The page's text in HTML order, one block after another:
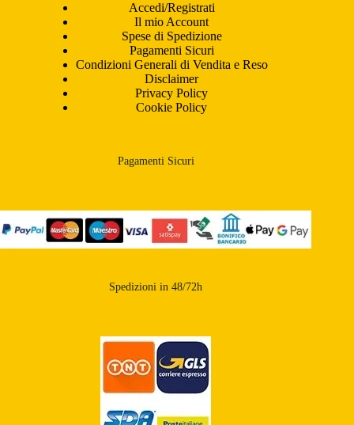
Accedi/Registrati
Il mio Account
Spese di Spedizione
Pagamenti Sicuri
Condizioni Generali di Vendita e Reso
Disclaimer
Privacy Policy
Cookie Policy
Pagamenti Sicuri
Spedizioni in 48/72h